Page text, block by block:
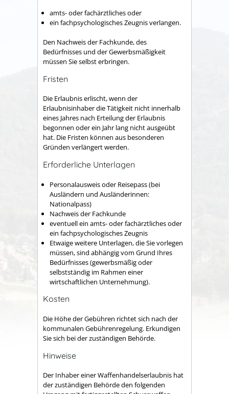
amts- oder fachärztliches oder
ein fachpsychologisches Zeugnis verlangen.
Den Nachweis der Fachkunde, des
Bedürfnisses und der Gewerbsmäßigkeit
müssen Sie selbst erbringen.
Fristen
Die Erlaubnis erlischt, wenn der
Erlaubnisinhaber die Tätigkeit nicht innerhalb
eines Jahres nach Erteilung der Erlaubnis
begonnen oder ein Jahr lang nicht ausgeübt
hat. Die Fristen können aus besonderen
Gründen verlängert werden.
Erforderliche Unterlagen
Personalausweis oder Reisepass (bei
Ausländern und Ausländerinnen:
Nationalpass)
Nachweis der Fachkunde
eventuell ein amts- oder fachärztliches oder
ein fachpsychologisches Zeugnis
Etwaige weitere Unterlagen, die Sie vorlegen
müssen, sind abhängig vom Grund Ihres
Bedürfnisses (gewerbsmäßig oder
selbstständig im Rahmen einer
wirtschaftlichen Unternehmung).
Kosten
Die Höhe der Gebühren richtet sich nach der
kommunalen Gebührenregelung. Erkundigen
Sie sich bei der zuständigen Behörde.
Hinweise
Der Inhaber einer Waffenhandelserlaubnis hat
der zuständigen Behörde den folgenden